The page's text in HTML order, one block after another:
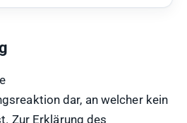
dar, an welcher kein
Zur Erklärung des